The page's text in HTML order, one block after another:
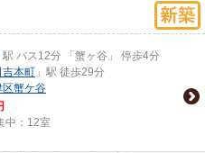
駅 バス12分 「蟹ヶ谷」 停歩4分
吉本町 」駅 徒歩29分
区蟹ケ谷
： 12室